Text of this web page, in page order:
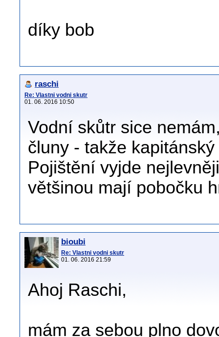
díky bob
raschi
Re: Vlastni vodni skutr
01. 06. 2016 10:50
Vodní skůtr sice
čluny - takže
Pojištění vyjde
většinou mají pobočku
bioubi
Re: Vlastni vodni skutr
01. 06. 2016 21:59
Ahoj Raschi,
mám za sebou plno